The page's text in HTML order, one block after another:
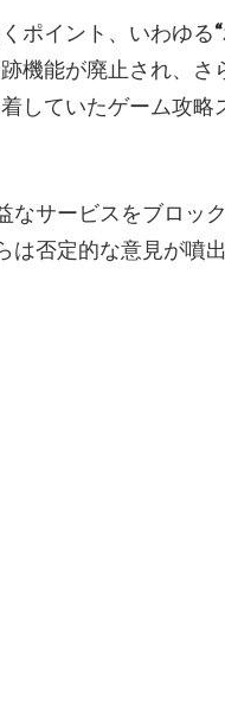
ポイント、いわゆる
機能が廃止され、さ
していたゲーム攻略
なサービスをブロッ
否定的な意見が噴出